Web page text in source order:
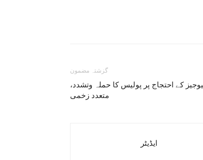
گزشتہ مضمون
کے احتجاج پر پولیس کا حملہ وتشدد،
متعدد زخمی
ایڈیٹر